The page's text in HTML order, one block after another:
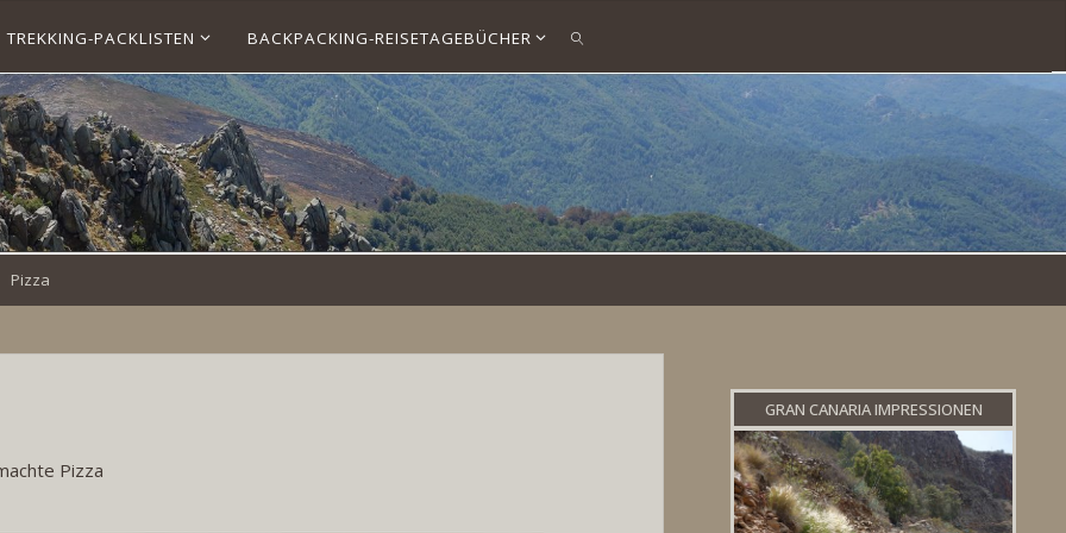
TREKKING-PACKLISTEN BACKPACKING-REISETAGEBÜCHER
SEARCH
Pizza
Pizza
GRAN CANARIA IMPRESSIONEN